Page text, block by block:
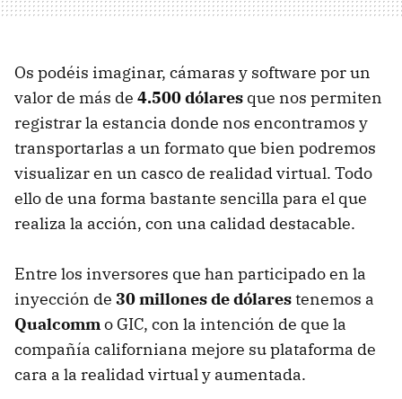
Os podéis imaginar, cámaras y software por un
valor de más de 4.500 dólares que nos permiten
registrar la estancia donde nos encontramos y
transportarlas a un formato que bien podremos
visualizar en un casco de realidad virtual. Todo
ello de una forma bastante sencilla para el que
realiza la acción, con una calidad destacable.
Entre los inversores que han participado en la
inyección de 30 millones de dólarestenemos a
Qualcommo GIC, con la intención de que la
compañía californiana mejore su plataforma de
cara a la realidad virtual y aumentada.